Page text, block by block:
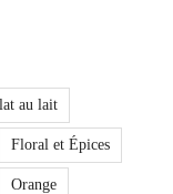
au lait
Floral et Épices
Orange